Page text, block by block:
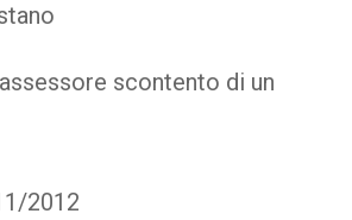
scontento di un
2012